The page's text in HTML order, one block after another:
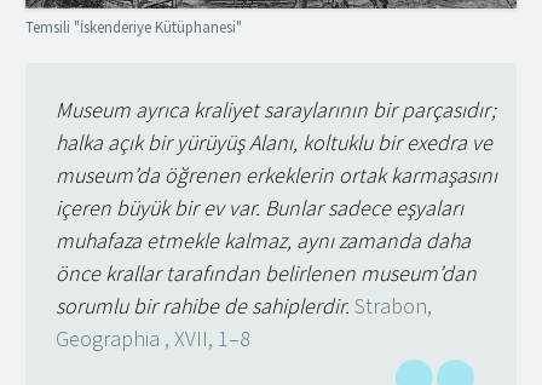
Temsili "İskenderiye Kütüphanesi"
Museum ayrıca kraliyet saraylarının bir parçasıdır;
halka açık bir yürüyüş Alanı, koltuklu bir exedra ve
museum’da öğrenen erkeklerin ortak karmaşasını
içeren büyük bir ev var. Bunlar sadece eşyaları
muhafaza etmekle kalmaz, aynı zamanda daha
önce krallar tarafından belirlenen museum’dan
sorumlu bir rahibe de sahiplerdir. Strabon,
Geographia , XVII, 1–8